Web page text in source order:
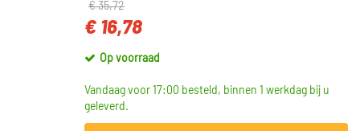
€ 35,72
€ 16,78
Op voorraad
Vandaag voor 17:00 besteld, binnen 1 werkdag bij u
geleverd.